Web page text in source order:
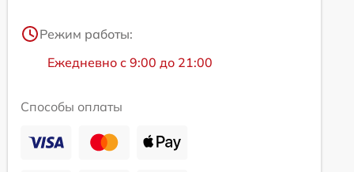
Режим работы:
Ежедневно с 9:00 до 21:00
Способы оплаты